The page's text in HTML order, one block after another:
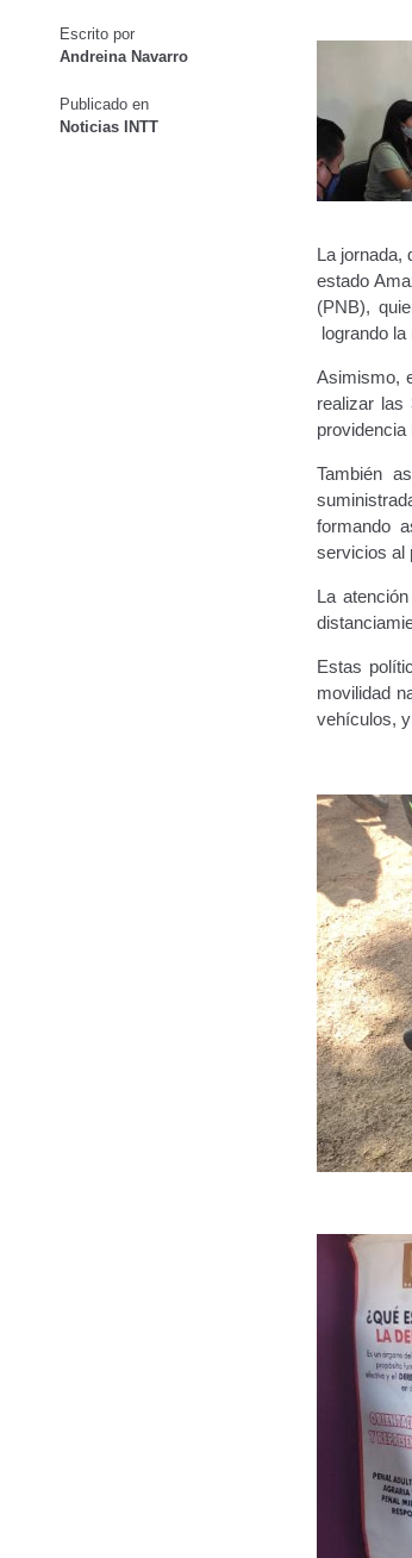
Oficinas a Nivel Nacional
Otorgamiento de la Certificación de
Pago Electrónico de Trámites en Línea
Registro Original de Licencia para
Registro Original de Licencia para
Registro Original de Licencia para
Registro Original Particulares, Carga,
Tarifa por Concepto de Guarda y
Traspasos y otros modos de Transferir la
Escrito por
Andreina Navarro
Publicado en
Noticias INTT
La jornada,
estado
(PNB),
logrando
Asimismo,
realizar las
providencia
También
formando
servicios al
La
Estas
movilidad
vehículos,